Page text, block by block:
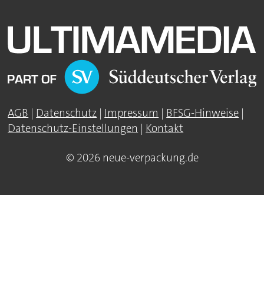
AGB | Datenschutz | Impressum | BFSG-Hinweise |
Datenschutz-Einstellungen | Kontakt
© 2026 neue-verpackung.de